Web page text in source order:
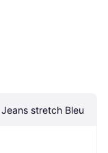
stretch Bleu